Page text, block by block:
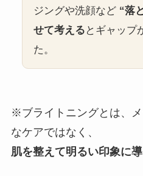
ジングや洗顔など “落
せて考える とギャップ
た。
※ブライトニングとは、
なケアではなく、
肌を整えて明るい印象に